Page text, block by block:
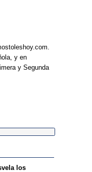
y en
y Segunda
los